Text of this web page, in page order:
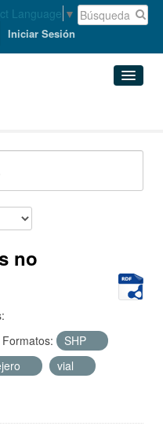
Language ▼
Iniciar Sesión
no
Formatos:
SHP
vial